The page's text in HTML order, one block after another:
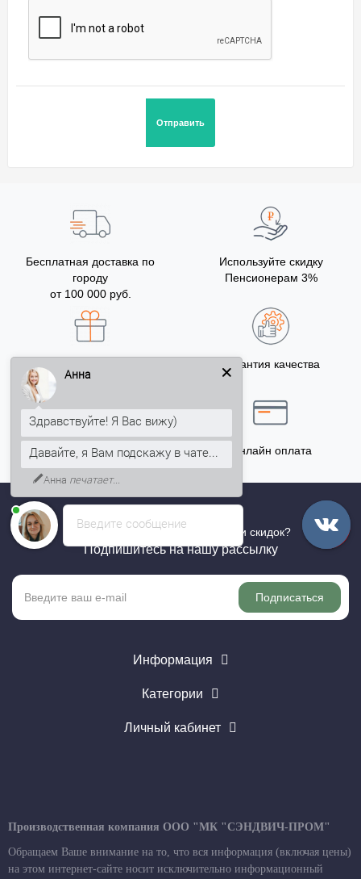
Бесплатная доставка по
городу
от 100 000 руб.
Используйте скидку
Пенсионерам 3%
5% на Ваш счет
Гарантия качества
Точный расчёт Онлайн оплата
Хотите быть в курсе всех акций и скидок?
Подпишитесь на нашу рассылку
Подписаться
Информация
Категории
Личный кабинет
Производственная компания ООО "МК "СЭНДВИЧ-ПРОМ"
Обращаем Ваше внимание на то, что вся информация (включая цены)
на этом интернет-сайте носит исключительно информационный
Введите сообщение
Анна
Здравствуйте! Я Вас вижу)
Давайте, я Вам подскажу в чате...
Анна печатает...